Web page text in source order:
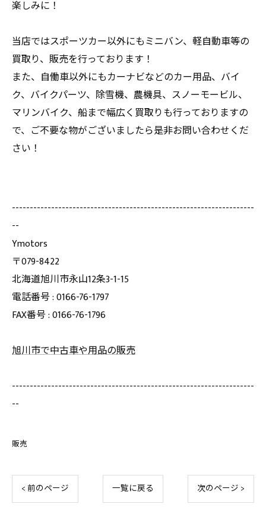
楽しみに！
当店ではスポーツカー以外にもミニバン、軽自動車等の
買取り、販売を行っております！
また、自働車以外にもカーナビなどのカー用品、バイ
ク、バイクパーツ、除雪機、農機具、スノーモービル、
マリンバイク、船まで幅広く買取りも行っておりますの
で、ご不要な物がございましたら是非お問い合わせくだ
さい！
--------------------------------------------------------------------
--
Ymotors
〒079-8422
北海道旭川市永山12条3-1-15
電話番号 : 0166-76-1797
FAX番号 : 0166-76-1796
旭川市で中古車や用品の販売
--------------------------------------------------------------------
--
販売
< 前のページ 一覧に戻る 次のページ >